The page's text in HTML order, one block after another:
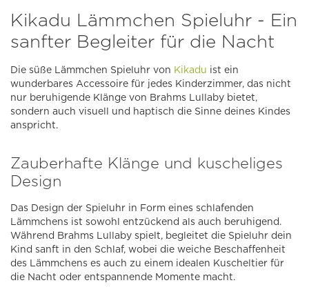
Kikadu Lämmchen Spieluhr - Ein
sanfter Begleiter für die Nacht
Die süße Lämmchen Spieluhr von Kikadu ist ein
wunderbares Accessoire für jedes Kinderzimmer, das nicht
nur beruhigende Klänge von Brahms Lullaby bietet,
sondern auch visuell und haptisch die Sinne deines Kindes
anspricht.
Zauberhafte Klänge und kuscheliges
Design
Das Design der Spieluhr in Form eines schlafenden
Lämmchens ist sowohl entzückend als auch beruhigend.
Während Brahms Lullaby spielt, begleitet die Spieluhr dein
Kind sanft in den Schlaf, wobei die weiche Beschaffenheit
des Lämmchens es auch zu einem idealen Kuscheltier für
die Nacht oder entspannende Momente macht.